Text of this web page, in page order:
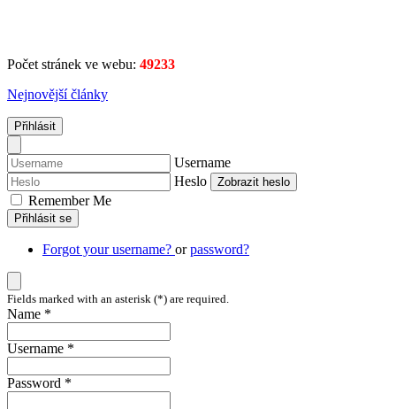
Počet stránek ve webu: 49233
Nejnovější články
Přihlásit
Username
Heslo
Zobrazit heslo
Remember Me
Přihlásit se
Forgot your username? orpassword?
Fields marked with an asterisk (*) are required.
Name *
Username *
Password *